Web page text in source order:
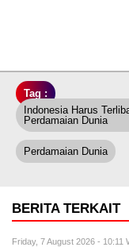
Tag :
Indonesia Harus
Perdamaian Dunia
Perdamaian Dunia
BERITA TERKAIT
Friday, 7 August 2026 - 10:11